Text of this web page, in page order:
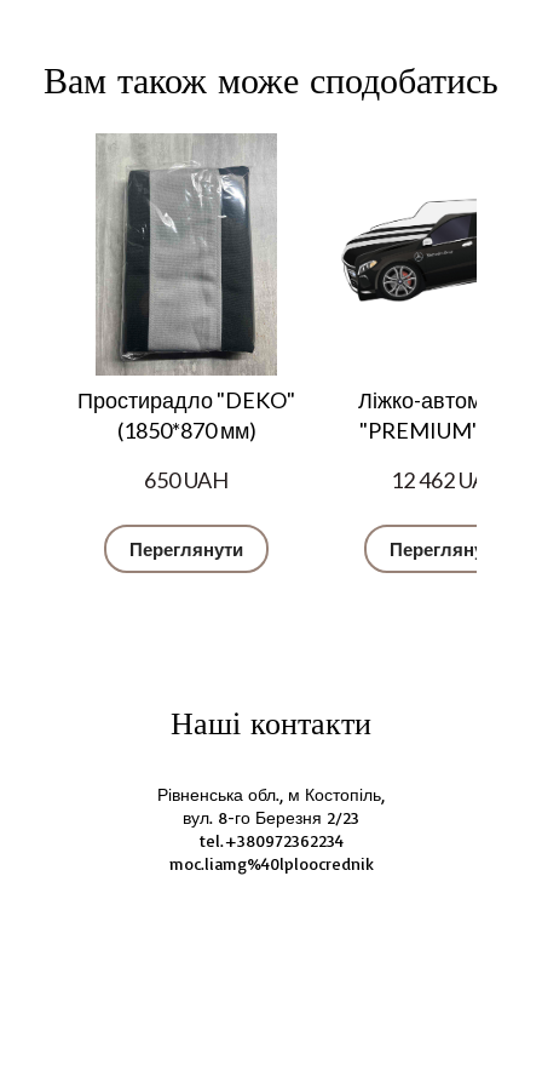
Вам також може сподобатись
Простирадло "DEKO"
(1850*870 мм)
650 UAH
Переглянути
Ліжко-автомобіль
"PREMIUM" P006
12 462 UAH
Переглянути
Наші контакти
Рівненська обл., м Костопіль,
вул. 8-го Березня 2/23
tel.+380972362234
moc.liamg%40lploocrednik